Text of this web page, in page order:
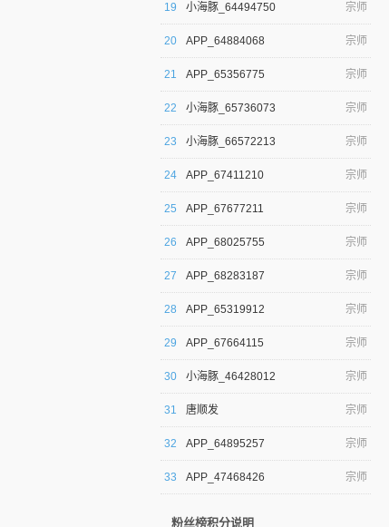
19 小海豚_64494750 宗师
20 APP_64884068 宗师
21 APP_65356775 宗师
22 小海豚_65736073 宗师
23 小海豚_66572213 宗师
24 APP_67411210 宗师
25 APP_67677211 宗师
26 APP_68025755 宗师
27 APP_68283187 宗师
28 APP_65319912 宗师
29 APP_67664115 宗师
30 小海豚_46428012 宗师
31 唐顺发 宗师
32 APP_64895257 宗师
33 APP_47468426 宗师
粉丝榜积分说明